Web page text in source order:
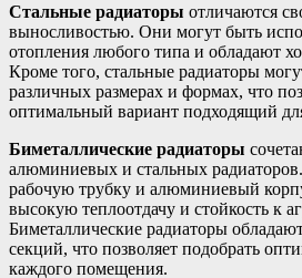
Стальные радиаторы отличаются
выносливостью. Они могут быть
отопления любого типа и обладают
Кроме того, стальные радиаторы
различных размерах и формах, что
оптимальный вариант подходящий
Биметаллические радиаторы
алюминиевых и стальных
рабочую трубку и алюминиевый
высокую теплоотдачу и стойкость к
Биметаллические радиаторы
секций, что позволяет подобрать
каждого помещения.